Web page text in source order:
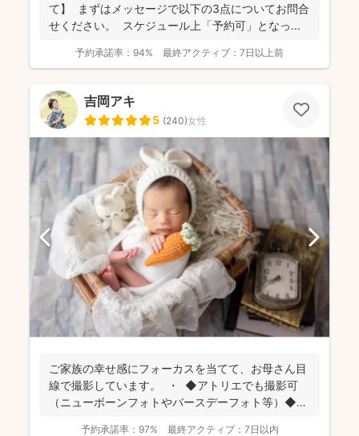
て】 まずはメッセージで以下の3点についてお問合
せください。 スケジュール上「予約可」となっ...
予約承諾率： 94% 最終アクティブ： 7日以上前
吉岡アキ
5 (240)女性
ご家族の幸せ感にフォーカスを当てて、お母さん目
線で撮影しています。 ・ ◆アトリエでも撮影可
（ニューボーンフォトやバースデーフォト等）◆
予約承諾率： 97% 最終アクティブ： 7日以内